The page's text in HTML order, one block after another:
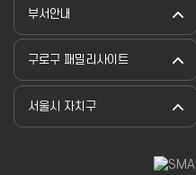
부서안내
구로구 패밀리사이트
서울시 자치구